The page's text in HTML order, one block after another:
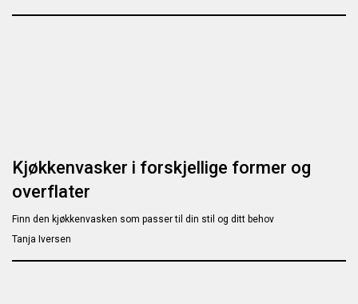
Kjøkkenvasker i forskjellige former og
overflater
Finn den kjøkkenvasken som passer til din stil og ditt behov
Tanja Iversen